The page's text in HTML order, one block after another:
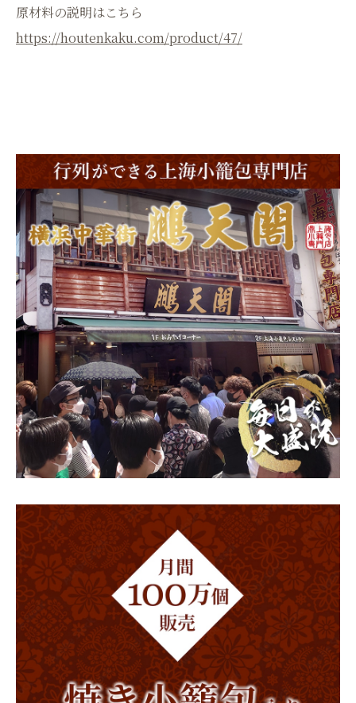
原材料の説明はこちら
https://houtenkaku.com/product/47/